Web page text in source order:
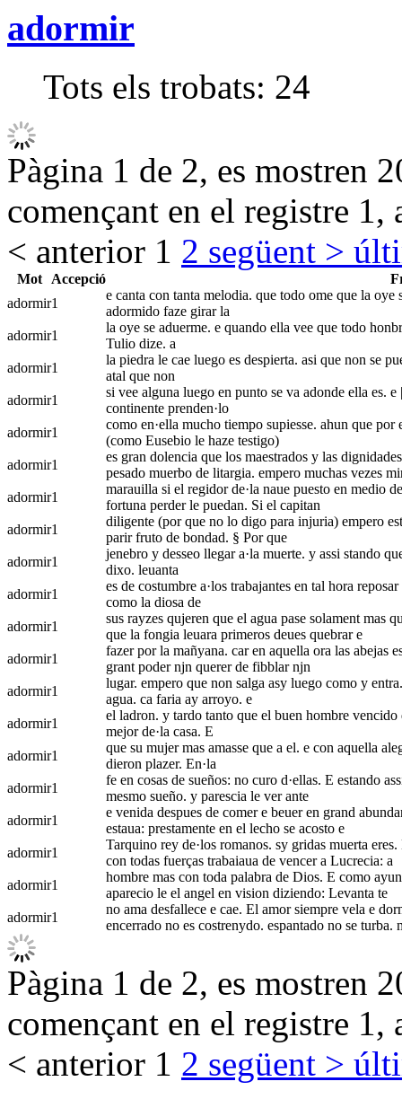
adormir
Tots els trobats: 24
Pàgina 1 de 2, es mostren
començant en el registre 1,
< anterior 1 2 següent >
Mot Accepció
adormir1
e canta con tanta melodia. que todo ome que la
adormido faze girar la
adormir1
la oye se aduerme. e quando ella vee que todo
Tulio dize. a
adormir1
la piedra le cae luego es despierta. asi que non se
atal que non
adormir1
si vee alguna luego en punto se va adonde ella es. e
continente prenden·lo
adormir1
como en·ella mucho tiempo supiesse. ahun que por
(como Eusebio le haze testigo)
adormir1
es gran dolencia que los maestrados y las
pesado muerbo de litargia. empero muchas vezes
adormir1
marauilla si el regidor de·la naue puesto en medio
fortuna perder le puedan. Si el capitan
adormir1
diligente (por que no lo digo para injuria) empero
parir fruto de bondad. § Por que
adormir1
jenebro y desseo llegar a·la muerte. y assi stando
dixo. leuanta
adormir1
es de costumbre a·los trabajantes en tal hora
como la diosa de
adormir1
sus rayzes qujeren que el agua pase solament mas
que la fongia leuara primeros deues quebrar e
adormir1
fazer por la mañyana. car en aquella ora las abejas
grant poder njn querer de fibblar njn
adormir1
lugar. empero que non salga asy luego como y
agua. ca faria ay arroyo. e
adormir1
el ladron. y tardo tanto que el buen hombre
mejor de·la casa. E
adormir1
que su mujer mas amasse que a el. e con aquella
dieron plazer. En·la
adormir1
fe en cosas de sueños: no curo d·ellas. E estando
mesmo sueño. y parescia le ver ante
adormir1
e venida despues de comer e beuer en grand
estaua: prestamente en el lecho se acosto e
adormir1
Tarquino rey de·los romanos. sy gridas muerta
con todas fuerças trabaiaua de vencer a Lucrecia: a
adormir1
hombre mas con toda palabra de Dios. E como
aparecio le el angel en vision diziendo: Levanta te
adormir1
no ama desfallece e cae. El amor siempre vela e
encerrado no es costrenydo. espantado no se turba.
Pàgina 1 de 2, es mostren
començant en el registre 1,
< anterior 1 2 següent >